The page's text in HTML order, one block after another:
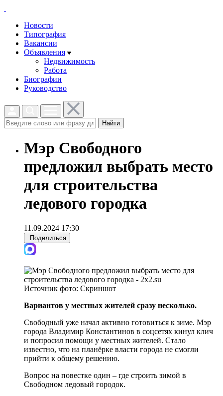
Новости
Типография
Вакансии
Объявления
Недвижимость
Работа
Биографии
Руководство
Найти
Мэр Свободного
предложил выбрать место
для строительства
ледового городка
11.09.2024 17:30
Поделиться
Источник фото: Скриншот
Вариантов у местных жителей сразу несколько.
Свободный уже начал активно готовиться к зиме. Мэр
города Владимир Константинов в соцсетях кинул клич
и попросил помощи у местных жителей. Стало
известно, что на планёрке власти города не смогли
прийти к общему решению.
Вопрос на повестке один – где строить зимой в
Свободном ледовый городок.